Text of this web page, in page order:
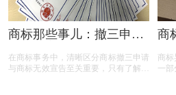
商标那些事儿：撤三申请
在商标事务中，清晰区分商标撤三申请
与商标无效宣告至关重要，只有了解它
商
商
一部